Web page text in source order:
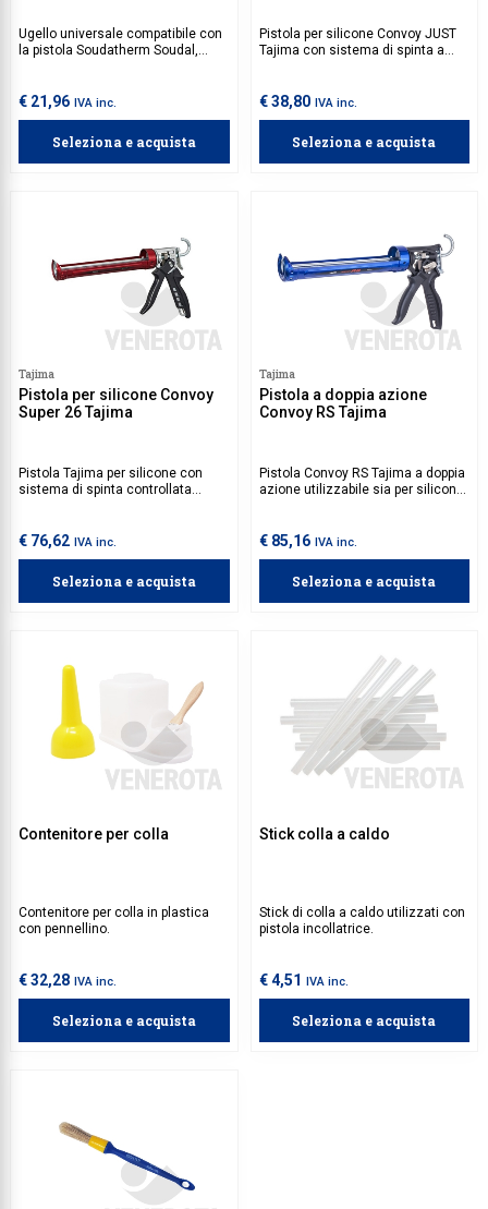
Ugello universale compatibile con
la pistola Soudatherm Soudal,
vetro-profilo.
€ 21,96 IVA inc.
Seleziona e acquista
Pistola per silicone Convoy JUST
Tajima con sistema di spinta a
prodotti chimici a media densità.
€ 38,80 IVA inc.
Seleziona e acquista
Tajima
Pistola per silicone Convoy
Super 26 Tajima
Pistola Tajima per silicone con
sistema di spinta controllata
automatica anti-sprechi.
€ 76,62 IVA inc.
Seleziona e acquista
Tajima
Pistola a doppia azione
Convoy RS Tajima
Pistola Convoy RS Tajima a doppia
azione utilizzabile sia per silicone
diminuire il rapporto di
compressione della pistola.
€ 85,16 IVA inc.
Seleziona e acquista
Contenitore per colla
Contenitore per colla in plastica
con pennellino.
€ 32,28 IVA inc.
Seleziona e acquista
Stick colla a caldo
Stick di colla a caldo utilizzati con
pistola incollatrice.
€ 4,51 IVA inc.
Seleziona e acquista